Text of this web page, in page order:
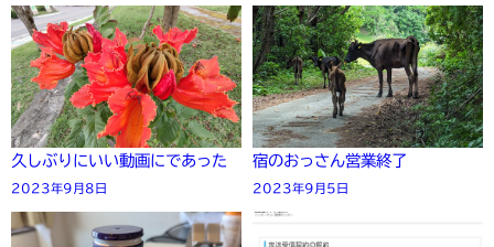
久しぶりにいい動画にであった
2023年9月8日
宿のおっさん営業終了
2023年9月5日